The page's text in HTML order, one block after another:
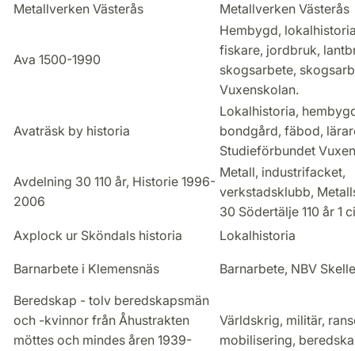
Metallverken Västerås
Metallverken Västerås
Ava 1500-1990
Hembygd,
fiskare, jordbruk,
skogsarbete,
Vuxenskolan.
Avaträsk by historia
Lokalhistoria,
bondgård, fäbod,
Studieförbundet
Avdelning 30 110 år, Historie 1996-
2006
Metall, industrifacket,
verkstadsklubb,
30 Södertälje 110 år 1
Axplock ur Sköndals historia
Lokalhistoria
Barnarbete i Klemensnäs
Barnarbete, NBV
Beredskap - tolv beredskapsmän
och -kvinnor från Åhustrakten
möttes och mindes åren 1939-
Världskrig, militär,
mobilisering,